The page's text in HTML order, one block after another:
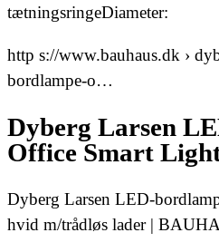
tætningsringeDiameter:
http s://www.bauhaus.dk ›
bordlampe-o…
Dyberg Larsen
Office Smart
Dyberg Larsen LED-
hvid m/trådløs lader |